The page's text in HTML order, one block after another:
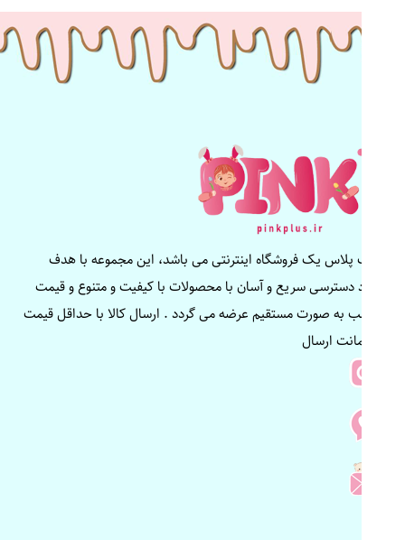
پینک پلاس یک فروشگاه اینترنتی می باشد، این مجموعه با هدف
ایجاد دسترسی سریع و آسان با محصولات با کیفیت و متنوع و قیمت
مناسب به صورت مستقیم عرضه می گردد . ارسال کالا با حداقل قیمت
و ضمانت ارسال